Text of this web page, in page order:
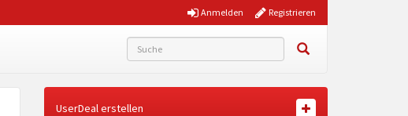
Registrieren
Anmelden
UserDeal erstellen